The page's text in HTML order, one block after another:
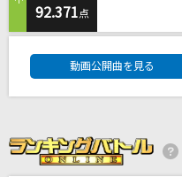
EGOIST
HOWEVER
GLAY
ヨルシカ
92.371 点
動画公開曲を見る